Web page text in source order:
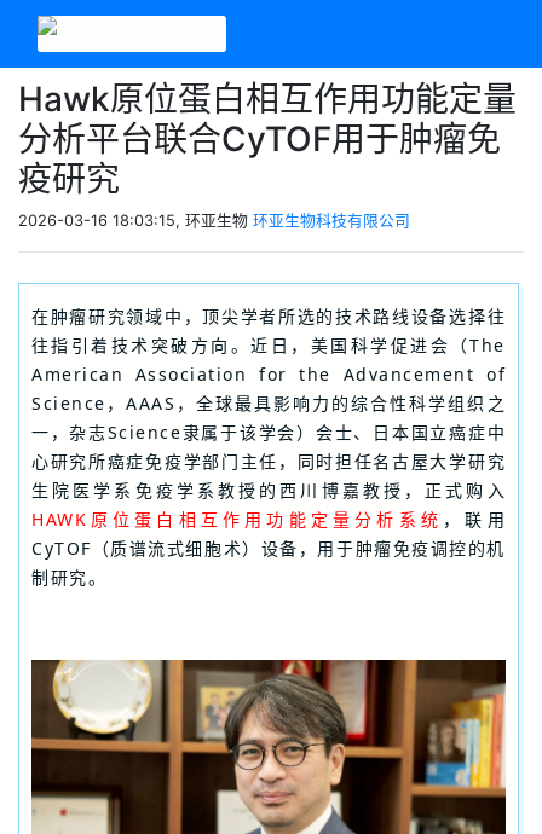
Hawk原位蛋白相互作用功能定量
分析平台联合CyTOF用于肿瘤免
疫研究
2026-03-16 18:03:15, 环亚生物 环亚生物科技有限公司
在肿瘤研究领域中，顶尖学者所选的技术路线设备选择往
往指引着技术突破方向。近日，美国科学促进会（The
American Association for the Advancement of
Science，AAAS，全球最具影响力的综合性科学组织之
一，杂志Science隶属于该学会）会士、日本国立癌症中
心研究所癌症免疫学部门主任，同时担任名古屋大学研究
生院医学系免疫学系教授的西川博嘉教授，正式购入
HAWK原位蛋白相互作用功能定量分析系统 ，联用
CyTOF（质谱流式细胞术）设备，用于肿瘤免疫调控的机
制研究。